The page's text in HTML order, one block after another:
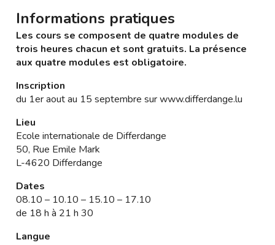
Informations pratiques
Les cours se composent de quatre modules de
trois heures chacun et sont gratuits. La présence
aux quatre modules est obligatoire.
Inscription
du 1er aout au 15 septembre sur www.differdange.lu
Lieu
Ecole internationale de Differdange
50, Rue Emile Mark
L-4620 Differdange
Dates
08.10 – 10.10 – 15.10 – 17.10
de 18 h à 21 h 30
Langue